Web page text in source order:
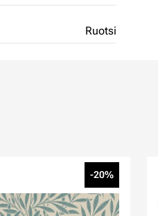
Ruotsi
-20%